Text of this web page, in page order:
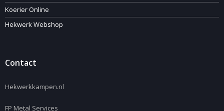
Koerier Online
Hekwerk Webshop
Contact
Hekwerkkampen.nl
FP Metal Services